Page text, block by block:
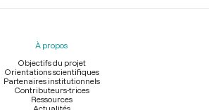
À propos
Objectifs du projet
Orientations scientifiques
Partenaires institutionnels
Contributeurs-trices
Ressources
Actualités